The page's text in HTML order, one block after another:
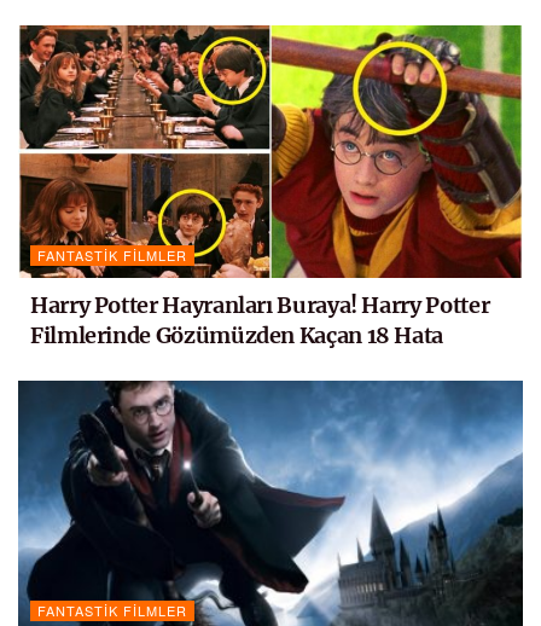
FANTASTIK FILMLER
Harry Potter Hayranları Buraya! Harry Potter
Filmlerinde Gözümüzden Kaçan 18 Hata
FANTASTIK FILMLER